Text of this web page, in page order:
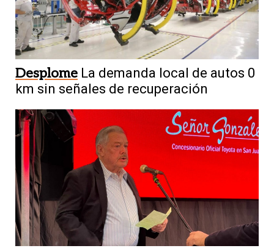
Desplome La demanda local de autos 0
km sin señales de recuperación